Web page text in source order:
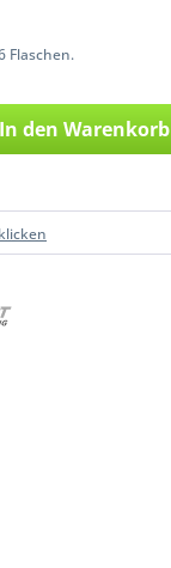
Flaschen.
In den Warenkorb